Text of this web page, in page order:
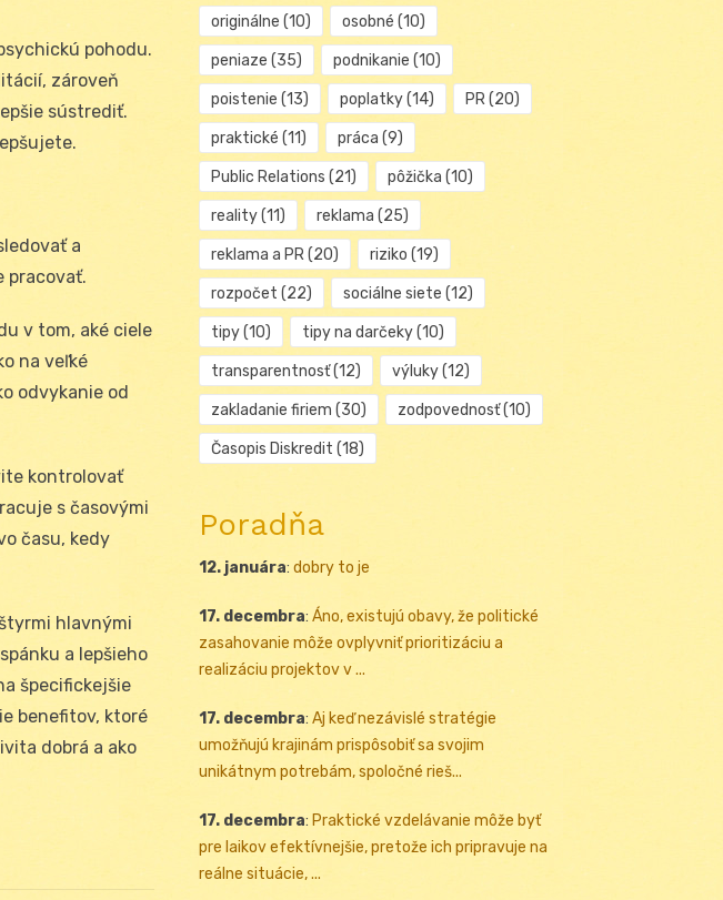
pohodu.
zároveň
sústrediť.
a
pracovať.
v tom, aké ciele
na veľké
odvykanie od
kontrolovať
s časovými
času, kedy
hlavnými
a lepšieho
špecifickejšie
benefitov, ktoré
dobrá a ako
originálne (10) osobné (10)
peniaze (35) podnikanie (10)
poistenie (13) poplatky(14) PR(20)
praktické (11) práca (9)
Public Relations (21) pôžička (10)
reality(11) reklama (25)
reklama a PR(20) riziko (19)
rozpočet (22) sociálne siete (12)
tipy(10) tipy na darčeky(10)
transparentnosť(12) výluky(12)
zakladanie firiem (30) zodpovednosť(10)
Časopis Diskredit (18)
Poradňa
12. januára: dobry to je
17. decembra: Áno, existujú obavy, že politické
zasahovanie môže ovplyvniť prioritizáciu a
realizáciu projektov v ...
17. decembra: Aj keď nezávislé stratégie
umožňujú krajinám prispôsobiť sa svojim
unikátnym potrebám, spoločné rieš...
17. decembra: Praktické vzdelávanie môže byť
pre laikov efektívnejšie, pretože ich pripravuje na
reálne situácie, ...